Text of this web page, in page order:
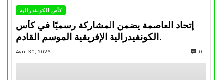
كأس الكونفدرالية
إتحاد العاصمة يضمن المشاركة رسميًا في كأس
الكونفيدرالية الإفريقية الموسم القادم.
Avril 30, 2026 0